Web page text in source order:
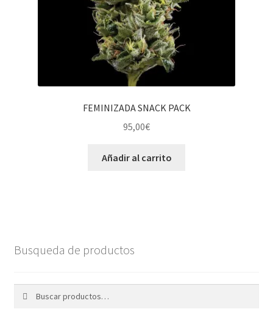
FEMINIZADA SNACK PACK
95,00€
Añadir al carrito
Busqueda de productos